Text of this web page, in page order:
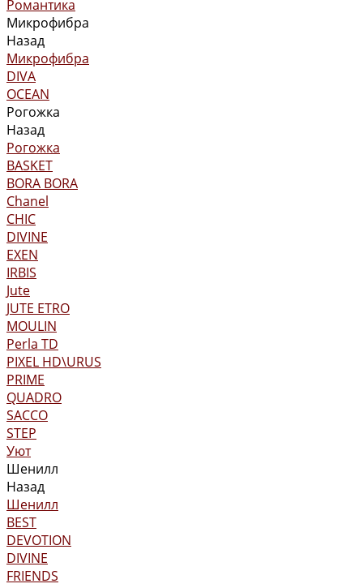
Романтика
Микрофибра
Назад
Микрофибра
DIVA
OCEAN
Рогожка
Назад
Рогожка
BASKET
BORA BORA
Chanel
CHIC
DIVINE
EXEN
IRBIS
Jute
JUTE ETRO
MOULIN
Perla TD
PIXEL HD\URUS
PRIME
QUADRO
SACCO
STEP
Уют
Шенилл
Назад
Шенилл
BEST
DEVOTION
DIVINE
FRIENDS